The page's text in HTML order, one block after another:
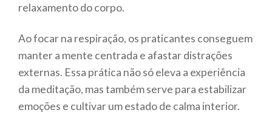
relaxamento do corpo.
Ao focar na respiração, os praticantes conseguem
manter a mente centrada e afastar distrações
externas. Essa prática não só eleva a experiência
da meditação, mas também serve para estabilizar
emoções e cultivar um estado de calma interior.